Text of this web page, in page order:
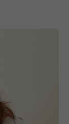
și ajută ochii